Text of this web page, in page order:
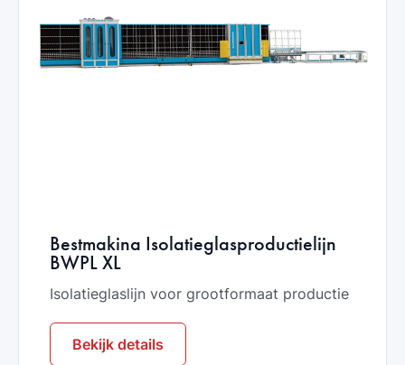
Bestmakina Isolatieglasproductielijn
BWPL XL
Isolatieglaslijn voor grootformaat productie
Bekijk details